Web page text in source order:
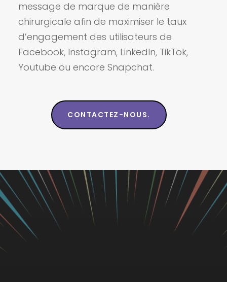
message de marque de manière
chirurgicale afin de maximiser le taux
d’engagement des utilisateurs de
Facebook, Instagram, LinkedIn, TikTok,
Youtube ou encore Snapchat.
CONTACTEZ-NOUS.